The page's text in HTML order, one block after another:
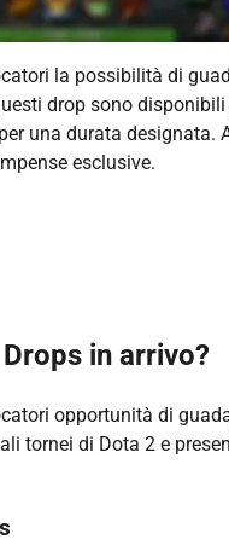
la possibilità di
drop sono
una durata
esclusive.
in arrivo?
opportunità di
tornei di Dota 2 e